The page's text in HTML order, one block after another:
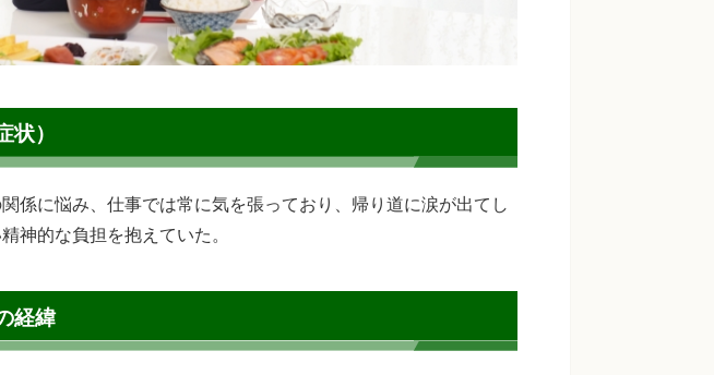
）
係に悩み、仕事では常に気を張っており、帰り道に涙が出てし
神的な負担を抱えていた。
経緯